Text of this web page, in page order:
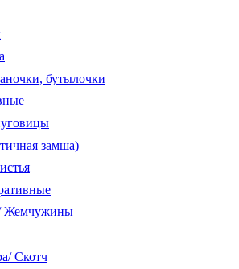
бутылочки
замша)
Жемчужины
Скотч